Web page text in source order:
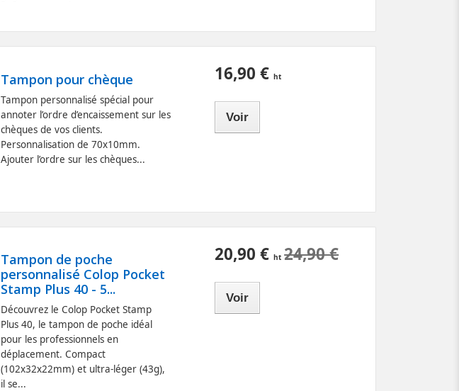
Tampon pour chèque
Tampon personnalisé spécial pour
annoter l’ordre d’encaissement sur les
chèques de vos clients.
Personnalisation de 70x10mm.
Ajouter l’ordre sur les chèques...
16,90 €
Voir
Tampon de poche
personnalisé Colop Pocket
Stamp Plus 40 - 5...
Découvrez le Colop Pocket Stamp
Plus 40, le tampon de poche idéal
pour les professionnels en
déplacement. Compact
(102x32x22mm) et ultra-léger (43g),
il se...
20,90 € 24,90 €
Voir